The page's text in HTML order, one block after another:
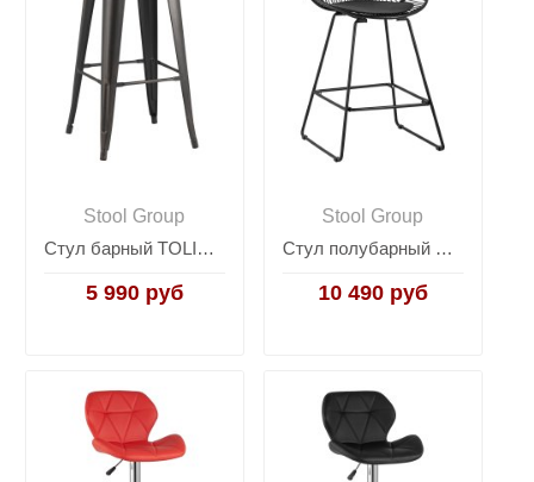
Stool Group
Стул барный TOLIX WOOD черный патина золото
5 990 руб
Stool Group
Стул полубарный UFO черный с черной подушкой
10 490 руб